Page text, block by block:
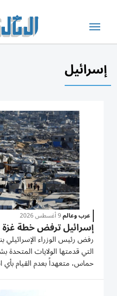
إسرائيل
عرب وعالم9 أغسطس 2026
إسرائيل ترفض خطة
رفض رئيس الوزراء الإسرائيلي
التي قدمتها الولايات المتحدة
حماس، متعهداً بعدم القيام
المحاصر دون نزع «حقيقي»
نتنياهو خلال اجتماع لمجلس